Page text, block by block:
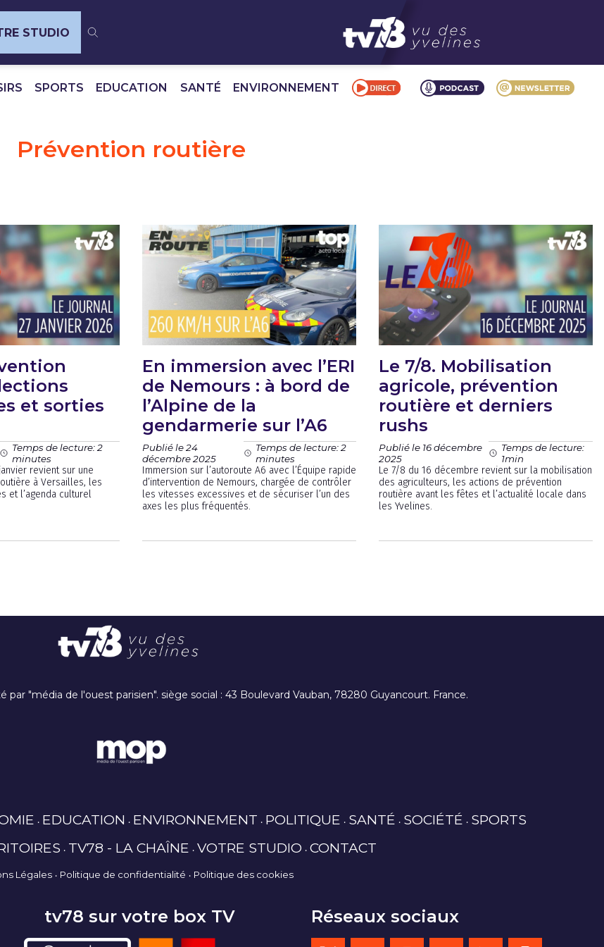
STUDIO
SPORTS EDUCATION SANTÉ ENVIRONNEMENT
Prévention routière
et sorties
Temps de lecture: 2
minutes
revient sur une
à Versailles, les
et l’agenda culturel
En immersion avec l’ERI
de Nemours : à bord de
l’Alpine de la
gendarmerie sur l’A6
Publié le 24
décembre 2025
Temps de lecture: 2
minutes
Immersion sur l’autoroute A6 avec l’Équipe rapide
d’intervention de Nemours, chargée de contrôler
les vitesses excessives et de sécuriser l’un des
axes les plus fréquentés.
Le 7/8. Mobilisation
agricole, prévention
routière et derniers
rushs
Publié le 16 décembre
2025
Temps de lecture:
1min
Le 7/8 du 16 décembre revient sur la mobilisation
des agriculteurs, les actions de prévention
routière avant les fêtes et l’actualité locale dans
les Yvelines.
"média de l'ouest parisien". siège social : 43 Boulevard Vauban, 78280 Guyancourt. France.
EDUCATION ENVIRONNEMENT POLITIQUE SANTÉ SOCIÉTÉ SPORTS
TV78 - LA CHAÎNE VOTRE STUDIO CONTACT
Légales Politique de confidentialité Politique des cookies
tv78 sur votre box TV Réseaux sociaux